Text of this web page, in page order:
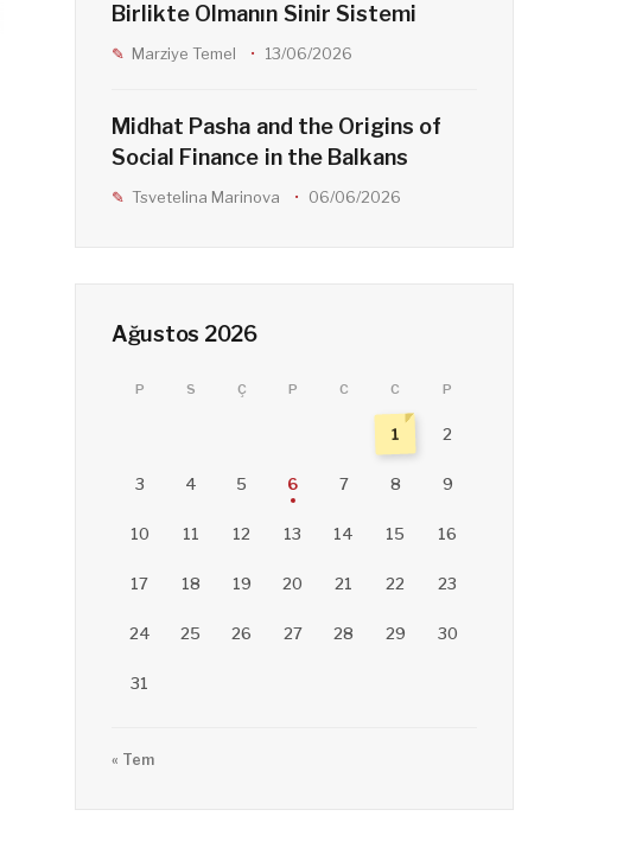
Birlikte Olmanın Sinir Sistemi
Marziye Temel 13/06/2026
Midhat Pasha and the Origins of
Social Finance in the Balkans
Tsvetelina Marinova 06/06/2026
Ağustos 2026
P S Ç P C C P
1 2
3 4 5 6 7 8 9
10 11 12 13 14 15 16
17 18 19 20 21 22 23
24 25 26 27 28 29 30
31
« Tem